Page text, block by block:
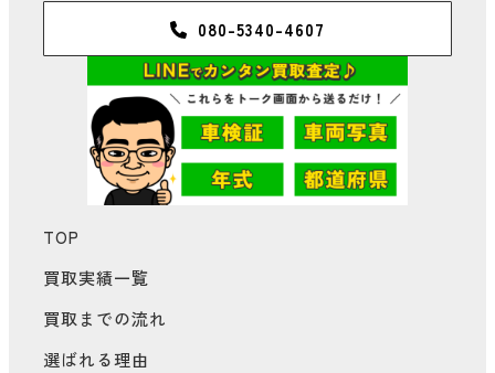
080-5340-4607
TOP
買取実績一覧
買取までの流れ
選ばれる理由